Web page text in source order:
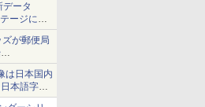
データ
ージに関
ズが郵便局
年だけの
は日本国内
本語字幕